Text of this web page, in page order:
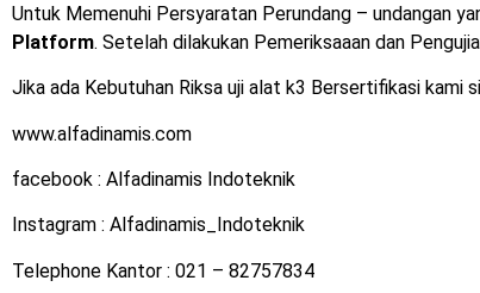
Untuk Memenuhi Persyaratan Perundang – undangan
Platform. Setelah dilakukan Pemeriksaaan dan
Jika ada Kebutuhan Riksa uji alat k3 Bersertifikasi kami
www.alfadinamis.com
facebook : Alfadinamis Indoteknik
Instagram : Alfadinamis_Indoteknik
Telephone Kantor : 021 – 82757834